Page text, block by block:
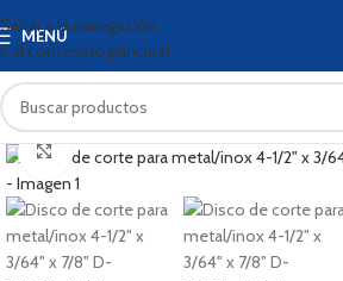
Saltar a la navegación
Ir al contenido principal
MENÚ
Haga clic para ampliar